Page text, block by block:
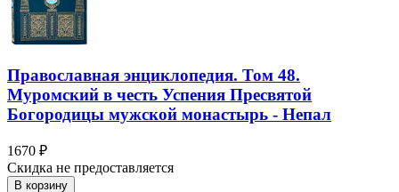
Православная энциклопедия. Том 48.
Муромский в честь Успения Пресвятой
Богородицы мужской монастырь - Непал
1670 ₽
Скидка не предоставляется
В корзину